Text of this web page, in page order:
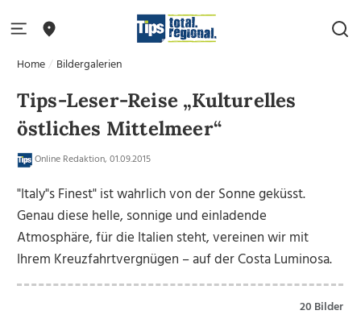
Home Bildergalerien
Tips-Leser-Reise „Kulturelles
östliches Mittelmeer“
Online Redaktion, 01.09.2015
"Italy"s Finest" ist wahrlich von der Sonne geküsst.
Genau diese helle, sonnige und einladende
Atmosphäre, für die Italien steht, vereinen wir mit
Ihrem Kreuzfahrtvergnügen – auf der Costa Luminosa.
20 Bilder